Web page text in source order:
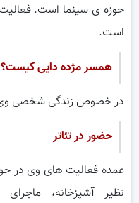
حوزه ی سینما است. فعالیت
است.
همسر مژده دایی کیست؟
در خصوص زندگی شخصی
حضور در تئاتر
عمده فعالیت های وی در
نظیر آشپزخانه،